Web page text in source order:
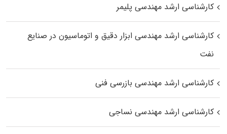
کارشناسی ارشد مهندسی پلیمر
کارشناسی ارشد مهندسی ابزار دقیق و اتوماسیون در صنایع
نفت
کارشناسی ارشد مهندسی بازرسی فنی
کارشناسی ارشد مهندسی نساجی